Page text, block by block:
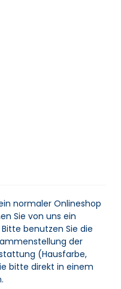
normaler Onlineshop
Sie von uns ein
benutzen Sie die
der
(Hausfarbe,
bitte direkt in einem